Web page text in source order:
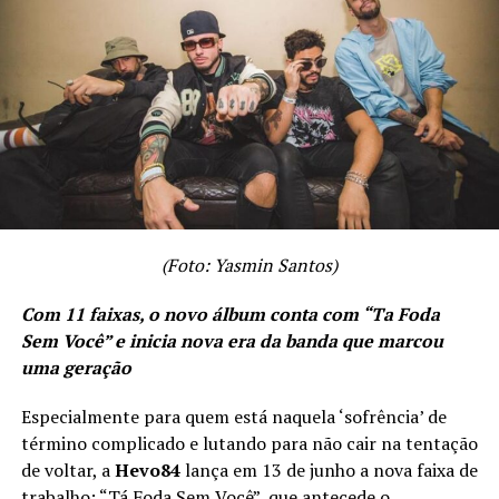
Bloquinho do Cerrado 2024 têm 5 atrações e aposta na
diversidade de estilos para atrair os foliões goianienses
NÃO PERCA
Sua Música lança Patrícia Borges Vaqueira para baixar o
CD Promocional com Novas Canções na Plataforma
(Foto: Yasmin Santos)
Com 11 faixas, o novo álbum conta com “Ta Foda
Sem Você” e inicia nova era da banda que marcou
uma geração
Especialmente para quem está naquela ‘sofrência’ de
término complicado e lutando para não cair na tentação
de voltar, aHevo84lança em 13 de junho a nova faixa de